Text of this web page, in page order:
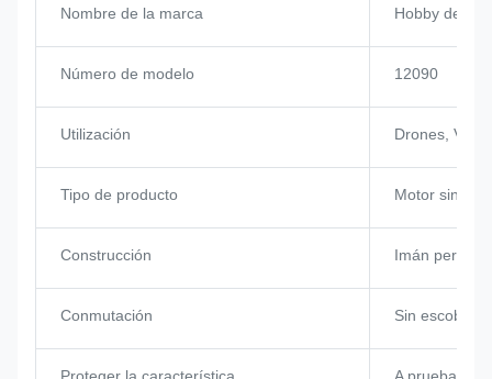
Nombre de la marca Hobby de RC
Número de modelo 12090
Utilización Drones,
Tipo de producto Motor sin
Construcción Imán
Conmutación Sin escobillas